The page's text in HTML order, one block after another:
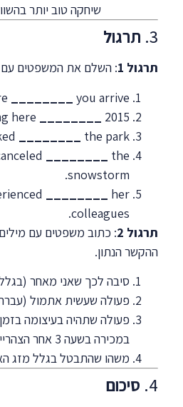
שיחקה טוב יותר
3. תרגול
תרגול 1
: השלם את המשפטים עם
you arrive.
here
2015.
the park.
the
snowstorm.
her
colleagues.
תרגול 2
: כתוב משפטים עם
ההקשר הנתון.
סיבה לכך שאני מאחר
פעולה שעשית אתמול
פעולה שתהיה בעיצומה
במכירה בשעה 3 אחר הצהריים).
משהו שהתבטל בגלל מזג
4. סיכום